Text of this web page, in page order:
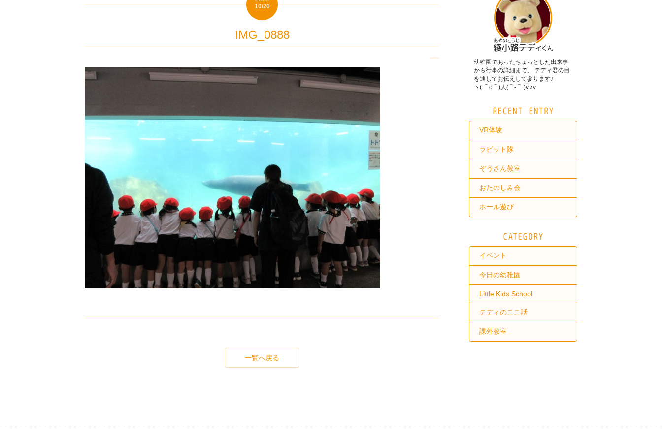
10/20
IMG_0888
一覧へ戻る
幼稚園であったちょっとした出来事
から行事の詳細まで、 テディ君の目
を通してお伝えして参ります♪
ヽ( ⌒o⌒)人(⌒-⌒ )v ♪v
VR体験
ラビット隊
ぞうさん教室
おたのしみ会
ホール遊び
イベント
今日の幼稚園
Little Kids School
テディのここ話
課外教室